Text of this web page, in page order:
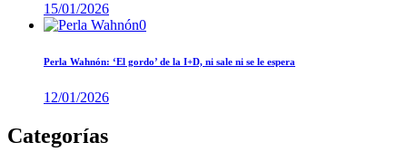
15/01/2026
0
Perla Wahnón: ‘El gordo’ de la I+D, ni sale ni se le espera
12/01/2026
Categorías